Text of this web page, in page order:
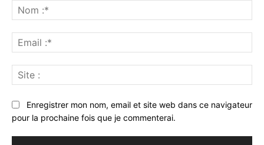
:*
:*
:
Enregistrer mon nom, email et site web dans ce navigateur
pour la prochaine fois que je commenterai.